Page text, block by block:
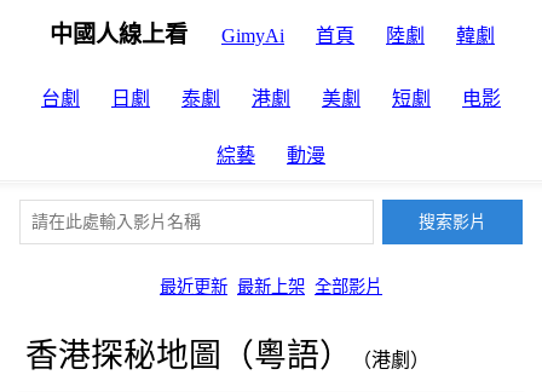
中國人線上看 GimyAi 首頁 陸劇 韓劇
台劇 日劇 泰劇 港劇 美劇 短劇 电影
綜藝 動漫
最近更新 最新上架 全部影片
香港探秘地圖（粵語） （港劇）